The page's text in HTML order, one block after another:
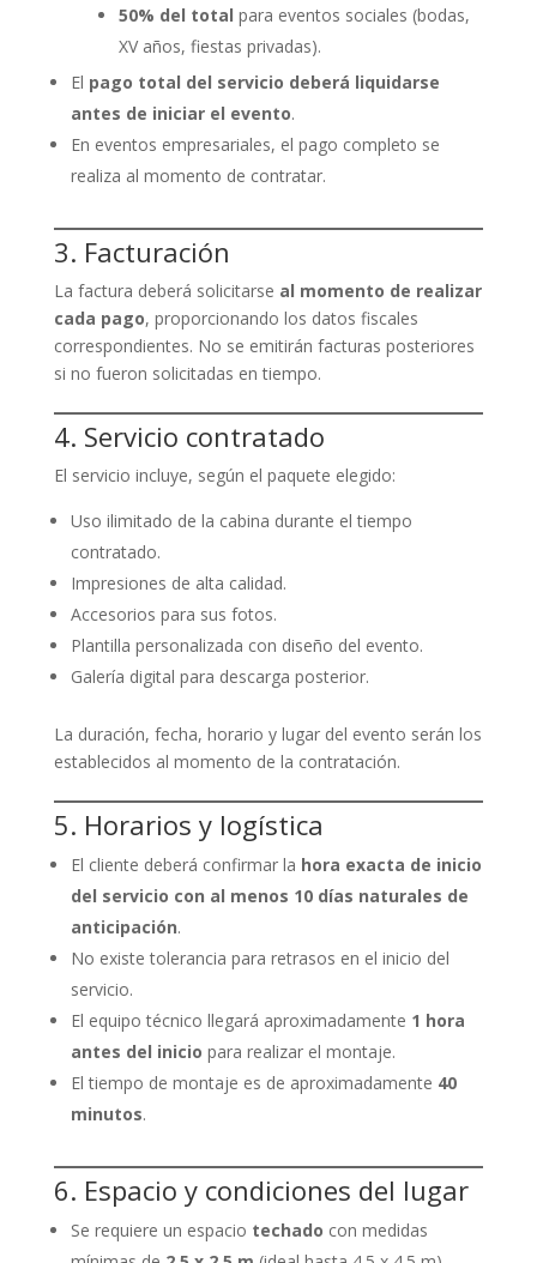
50% del total para eventos sociales (bodas,
XV años, fiestas privadas).
El pago total del servicio deberá liquidarse
antes de iniciar el evento.
En eventos empresariales, el pago completo se
realiza al momento de contratar.
3. Facturación
La factura deberá solicitarse al momento de realizar
cada pago, proporcionando los datos fiscales
correspondientes. No se emitirán facturas posteriores
si no fueron solicitadas en tiempo.
4. Servicio contratado
El servicio incluye, según el paquete elegido:
Uso ilimitado de la cabina durante el tiempo
contratado.
Impresiones de alta calidad.
Accesorios para sus fotos.
Plantilla personalizada con diseño del evento.
Galería digital para descarga posterior.
La duración, fecha, horario y lugar del evento serán los
establecidos al momento de la contratación.
5. Horarios y logística
El cliente deberá confirmar la hora exacta de inicio
del servicio con al menos 10 días naturales de
anticipación.
No existe tolerancia para retrasos en el inicio del
servicio.
El equipo técnico llegará aproximadamente 1 hora
antes del inicio para realizar el montaje.
El tiempo de montaje es de aproximadamente 40
minutos.
6. Espacio y condiciones del lugar
Se requiere un espacio techado con medidas